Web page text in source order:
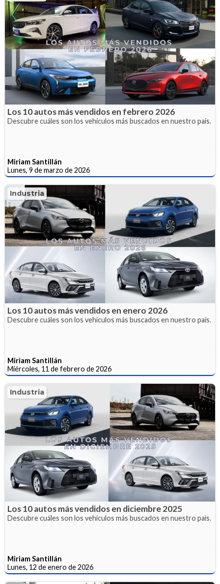
Los 10 autos más vendidos en febrero 2026
Descubre cuáles son los vehículos más buscados en nuestro país.
Miriam Santillán
Lunes, 9 de marzo de 2026
Industria
Los 10 autos más vendidos en enero 2026
Descubre cuáles son los vehículos más buscados en nuestro país.
Miriam Santillán
Miércoles, 11 de febrero de 2026
Industria
Los 10 autos más vendidos en diciembre 2025
Descubre cuáles son los vehículos más buscados en nuestro país.
Miriam Santillán
Lunes, 12 de enero de 2026